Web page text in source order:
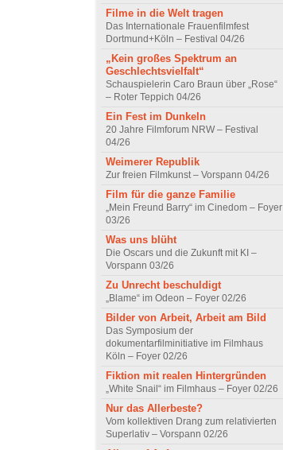
Filme in die Welt tragen
Das Internationale Frauenfilmfest
Dortmund+Köln – Festival 04/26
„Kein großes Spektrum an
Geschlechtsvielfalt“
Schauspielerin Caro Braun über „Rose“
– Roter Teppich 04/26
Ein Fest im Dunkeln
20 Jahre Filmforum NRW – Festival
04/26
Weimerer Republik
Zur freien Filmkunst – Vorspann 04/26
Film für die ganze Familie
„Mein Freund Barry“ im Cinedom – Foyer
03/26
Was uns blüht
Die Oscars und die Zukunft mit KI –
Vorspann 03/26
Zu Unrecht beschuldigt
„Blame“ im Odeon – Foyer 02/26
Bilder von Arbeit, Arbeit am Bild
Das Symposium der
dokumentarfilminitiative im Filmhaus
Köln – Foyer 02/26
Fiktion mit realen Hintergründen
„White Snail“ im Filmhaus – Foyer 02/26
Nur das Allerbeste?
Vom kollektiven Drang zum relativierten
Superlativ – Vorspann 02/26